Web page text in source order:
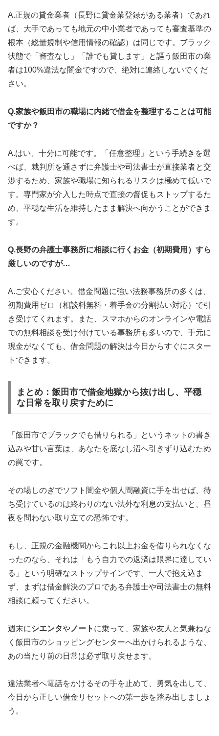
A.正規の貸金業者（長野に貸金業登録がある業者）であれ
ば、大手であっても地元の中小業者であっても審査基準の
根本（総量規制や信用情報の確認）は同じです。ブラック
状態で「審査なし」「誰でも貸します」と謳う飯田市の業
者は100%違法な闇金ですので、絶対に連絡しないでくだ
さい。
Q.家族や飯田市の職場に内緒で借金を整理することは可能
ですか？
A.はい、十分に可能です。「任意整理」という手続きを選
べば、裁判所を通さずに弁護士や司法書士が直接業者と交
渉するため、家族や職場に知られるリスクは極めて低いで
す。専門家が介入した時点で直接の督促もストップするた
め、平穏な生活を維持したまま解決へ向かうことができま
す。
Q.長野の弁護士事務所に相談に行くお金（初期費用）すら
厳しいのですが…
A.ご安心ください。借金問題に強い法務事務所の多くは、
初期費用ゼロ（相談料無料・着手金の分割払い対応）で引
き受けてくれます。また、スマホからのオンラインや電話
での無料相談を受け付けている事務所も多いので、手元に
現金がなくても、借金問題の解決は今日からすぐにスター
トできます。
まとめ：飯田市で借金地獄から抜け出し、平穏
な日常を取り戻すために
「飯田市でブラックでも借りられる」というネットの書き
込みや甘い言葉は、あなたを底なし沼へ引きずり込むため
の罠です。
その場しのぎでソフト闇金や個人間融資に手を出せば、待
ち受けているのは終わりのない法外な利息の支払いと、昼
夜を問わない取り立ての恐怖です。
もし、正規の金融機関からこれ以上お金を借りられなくな
ったのなら、それは「もう自力での返済は限界に達してい
る」という明確なストップサインです。一人で抱え込ま
ず、まずは借金解決のプロである弁護士や司法書士の無料
相談に頼ってください。
週末にシエンタや ノート に乗って、家族や友人と気兼ねな
く飯田市のショッピングセンターへ出かけられるような、
あの当たり前の日常は必ず取り戻せます。
違法業者へ電話をかけるその手を止めて、勇気を出して、
今日から正しい借金リセットへの第一歩を踏み出しましょ
う。